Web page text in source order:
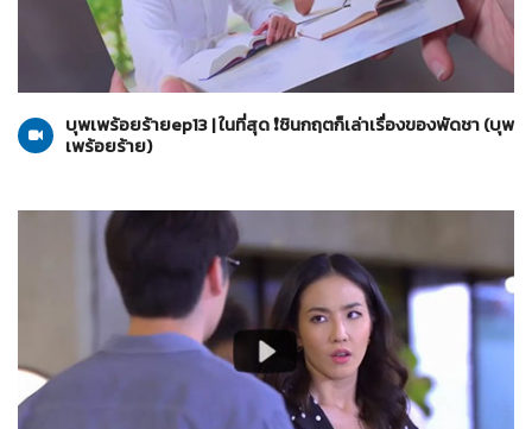
07-07-2565
บุพเพร้อยร้าย
บุพเพร้อยร้ายep13 | ในที่สุด ❗️ชินกฤตก็เล่าเรื่องของพัดชา (บุพ
เพร้อยร้าย)